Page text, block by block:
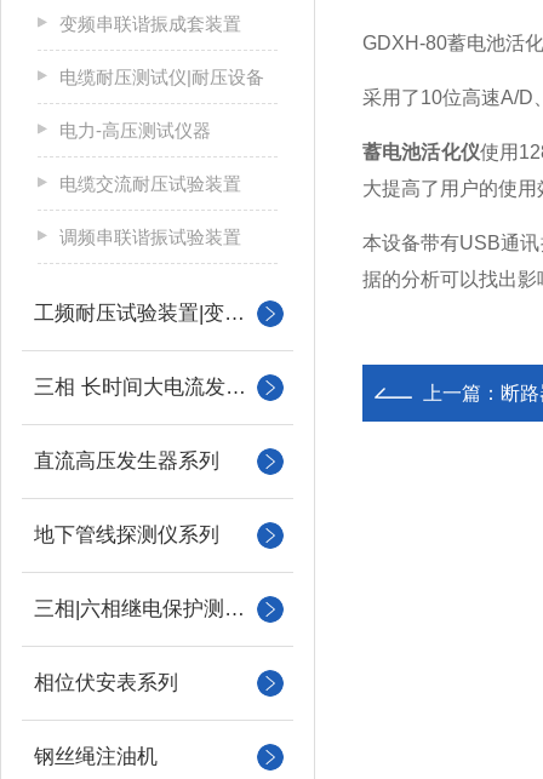
变频串联谐振成套装置
电缆耐压测试仪|耐压设备
电力-高压测试仪器
电缆交流耐压试验装置
调频串联谐振试验装置
工频耐压试验装置|变压器
三相 长时间大电流发生器
直流高压发生器系列
地下管线探测仪系列
三相|六相继电保护测试仪
相位伏安表系列
钢丝绳注油机
GDXH-80蓄电池活
采用了10位高速A/D
蓄电池活化仪使用
大提高了用户的使用
本设备带有USB通
据的分析可以找出
上一篇： 断